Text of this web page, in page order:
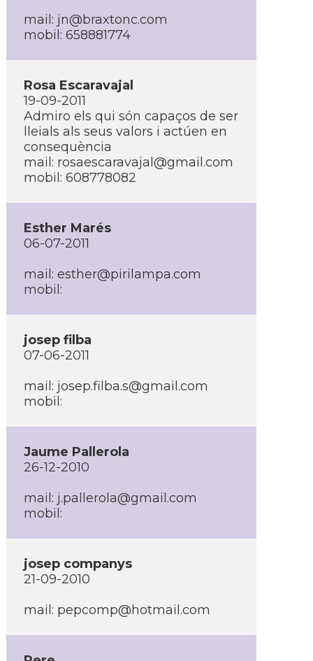
mail: jn@braxtonc.com
mobil: 658881774
Rosa Escaravajal
19-09-2011
Admiro els qui són capaços de ser
lleials als seus valors i actúen en
consequència
mail: rosaescaravajal@gmail.com
mobil: 608778082
Esther Marés
06-07-2011
mail: esther@pirilampa.com
mobil:
josep filba
07-06-2011
mail: josep.filba.s@gmail.com
mobil:
Jaume Pallerola
26-12-2010
mail: j.pallerola@gmail.com
mobil:
josep companys
21-09-2010
mail: pepcomp@hotmail.com